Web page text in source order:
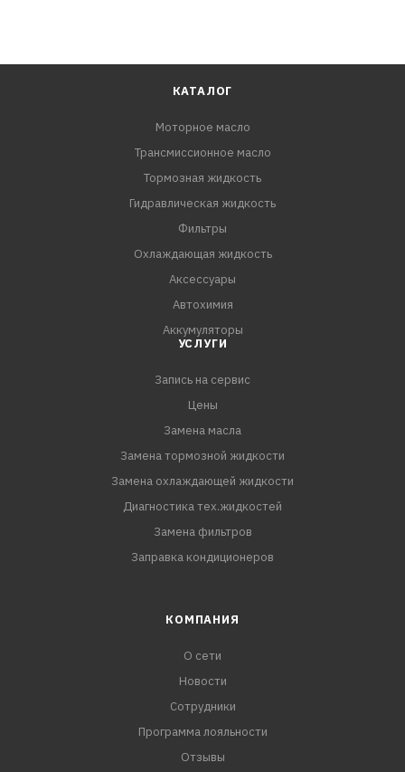
КАТАЛОГ
Моторное масло
Трансмиссионное масло
Тормозная жидкость
Гидравлическая жидкость
Фильтры
Охлаждающая жидкость
Аксессуары
Автохимия
Аккумуляторы
УСЛУГИ
Запись на сервис
Цены
Замена масла
Замена тормозной жидкости
Замена охлаждающей жидкости
Диагностика тех.жидкостей
Замена фильтров
Заправка кондиционеров
КОМПАНИЯ
О сети
Новости
Сотрудники
Программа лояльности
Отзывы